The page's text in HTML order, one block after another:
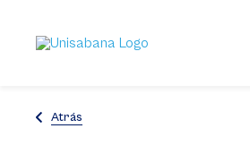
contenido
principal
Atrás